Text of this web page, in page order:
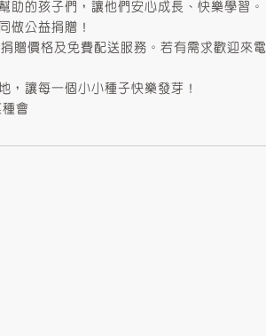
助的孩子們，讓他們安心成長、快樂學習。
做公益捐贈！
贈價格及免費配送服務。若有需求歡迎來電
，讓每一個小小種子快樂發芽！
會